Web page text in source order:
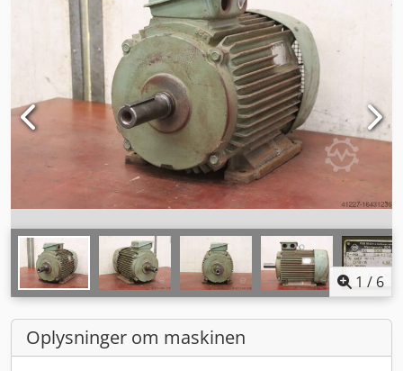
1 / 6
Oplysninger om maskinen